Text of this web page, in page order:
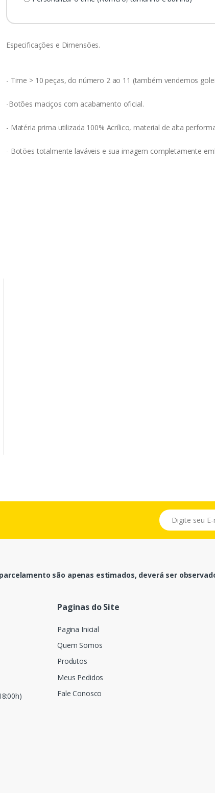
Especificações e Dimensões.
- Time > 10 peças, do número 2 ao 11 (também vendemos
-Botões maciços com acabamento oficial.
- Matéria prima utilizada 100% Acrílico, material de alta
- Botões totalmente laváveis e sua imagem completamente
E-mail
são apenas estimados, deverá ser
Paginas do Site
Pagina Inicial
Quem Somos
Produtos
Meus Pedidos
Fale Conosco